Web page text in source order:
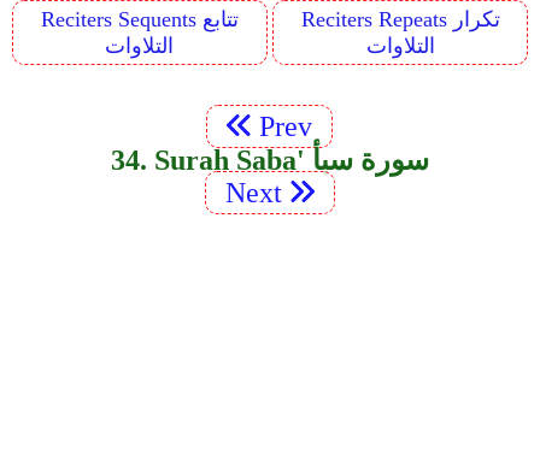
Reciters Sequents تتابع
التلاوات
Reciters Repeats تكرار
التلاوات
Prev
34. Surah Saba' سورة سبأ
Next